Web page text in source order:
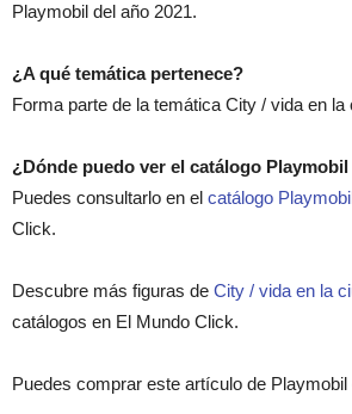
Playmobil del año 2021.
¿A qué temática pertenece?
Forma parte de la temática City / vida en la
¿Dónde puedo ver el catálogo Playmobil
Puedes consultarlo en el catálogo
Click.
Descubre más figuras de City / vida en la
catálogos en El Mundo Click.
Puedes comprar este artículo de Playmobil